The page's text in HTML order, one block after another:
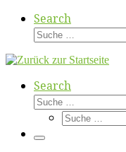
Search
Suche
Search
Suche
Suche
Menü